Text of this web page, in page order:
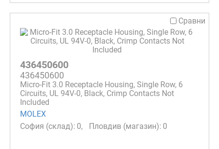
Сравни
436450600
436450600
Micro-Fit 3.0 Receptacle Housing, Single Row, 6
Circuits, UL 94V-0, Black, Crimp Contacts Not
Included
MOLEX
0
0